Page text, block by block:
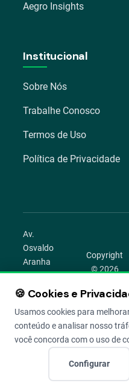
Aegro Insights
Institucional
Sobre Nós
Trabalhe Conosco
Termos de Uso
Política de Privacidade
Av.
Osvaldo
Aranha
1022 –
Bom
Porto
Alegre –
RS
Copyright
© 2026
Todos os
direitos
reservados.
🍪 Cookies e
Usamos cookies para
conteúdo e analisar nosso
você concorda com o uso de
Configurar